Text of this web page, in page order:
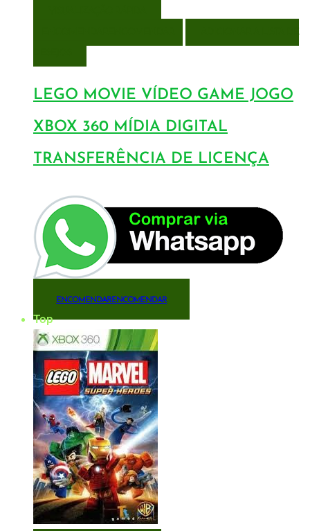
LEGO MOVIE VÍDEO GAME JOGO
XBOX 360 MÍDIA DIGITAL
TRANSFERÊNCIA DE LICENÇA
ENCOMENDARENCOMENDAR
Top